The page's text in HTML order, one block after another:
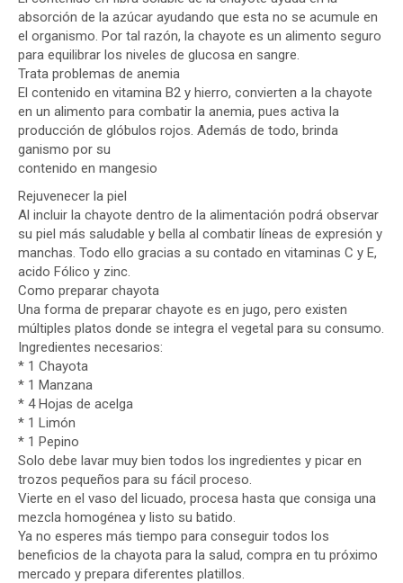
absorción de la azúcar ayudando que esta no se acumule en
el organismo. Por tal razón, la chayote es un alimento seguro
para equilibrar los niveles de glucosa en sangre.
Trata problemas de anemia
El contenido en vitamina B2 y hierro, convierten a la chayote
en un alimento para combatir la anemia, pues activa la
producción de glóbulos rojos. Además de todo, brinda
ganismo por su
contenido en mangesio
Rejuvenecer la piel
Al incluir la chayote dentro de la alimentación podrá observar
su piel más saludable y bella al combatir líneas de expresión y
manchas. Todo ello gracias a su contado en vitaminas C y E,
acido Fólico y zinc.
Como preparar chayota
Una forma de preparar chayote es en jugo, pero existen
múltiples platos donde se integra el vegetal para su consumo.
Ingredientes necesarios:
* 1 Chayota
* 1 Manzana
* 4 Hojas de acelga
* 1 Limón
* 1 Pepino
Solo debe lavar muy bien todos los ingredientes y picar en
trozos pequeños para su fácil proceso.
Vierte en el vaso del licuado, procesa hasta que consiga una
mezcla homogénea y listo su batido.
Ya no esperes más tiempo para conseguir todos los
beneficios de la chayota para la salud, compra en tu próximo
mercado y prepara diferentes platillos.